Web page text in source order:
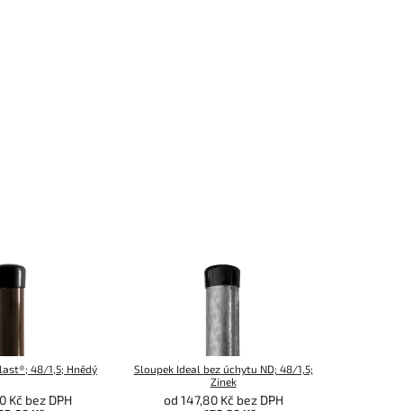
48/1,5; Hnědý
Kč bez DPH
Sloupek Ideal bez úchytu ND; 48/1,5;
Zinek
od 147,80 Kč bez DPH